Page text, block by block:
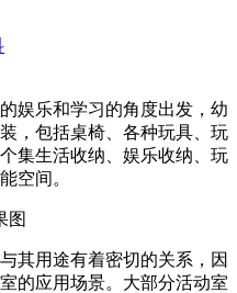
娱乐和学习的角度出发，幼
，包括桌椅、各种玩具、玩
集生活收纳、娱乐收纳、玩
空间。
其用途有着密切的关系，因
的应用场景。大部分活动室